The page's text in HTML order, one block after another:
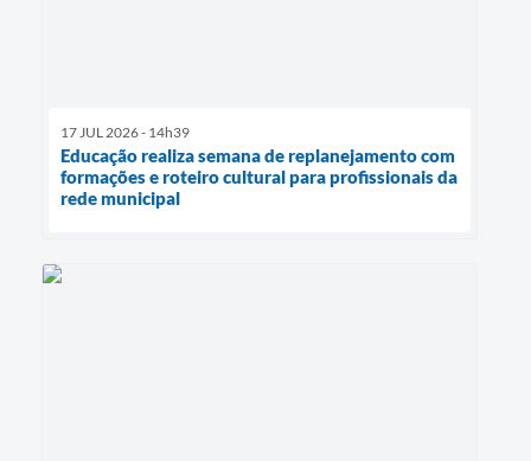
17 JUL 2026 - 14h39
Educação realiza semana de replanejamento com
formações e roteiro cultural para profissionais da
rede municipal